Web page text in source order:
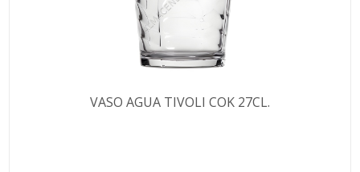
VASO AGUA TIVOLI COK 27CL.